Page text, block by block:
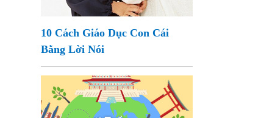
10 Cách Giáo Dục Con Cái
Bằng Lời Nói